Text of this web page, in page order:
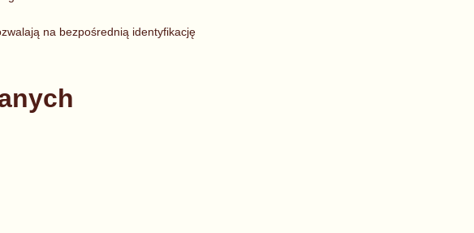
na bezpośrednią identyfikację